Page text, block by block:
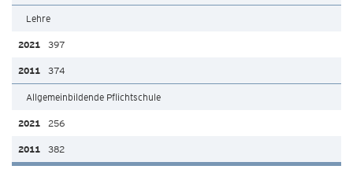
Lehre
397
374
Allgemeinbildende Pflichtschule
256
382